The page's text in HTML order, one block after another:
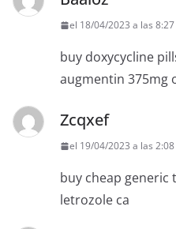
el 18/04/2023 a las
buy doxycycline
augmentin 375mg
Zcqxef
el 19/04/2023 a las
buy cheap generic
letrozole ca